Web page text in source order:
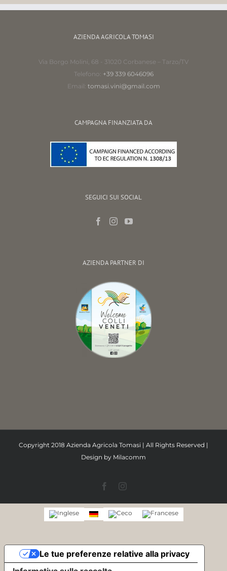
AZIENDA AGRICOLA TOMASI
Via Borgo Molini, 68 - 31020 Corbanese – Tarzo/TV
Telefono: +39 339 6046096
Email: tomasi.vini@gmail.com
CAMPAGNA FINANZIATA DA
SEGUICI SUI SOCIAL
AZIENDA PARTNER DI
Copyright 2018 Azienda Agricola Tomasi | All Rights Reserved |
Design by Milacomm
FacebookInstagram
Le tue preferenze relative alla privacy